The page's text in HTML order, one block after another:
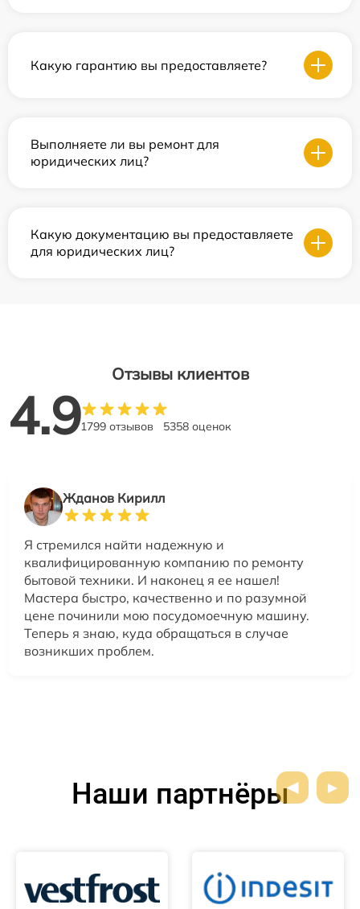
Какую гарантию вы предоставляете?
Выполняете ли вы ремонт для
юридических лиц?
Какую документацию вы предоставляете
для юридических лиц?
Отзывы клиентов
4.91799 отзывов 5358 оценок
Жданов Кирилл
Я стремился найти надежную и
квалифицированную компанию по ремонту
бытовой техники. И наконец я ее нашел!
Мастера быстро, качественно и по разумной
цене починили мою посудомоечную машину.
Теперь я знаю, куда обращаться в случае
возникших проблем.
Наши партнёры